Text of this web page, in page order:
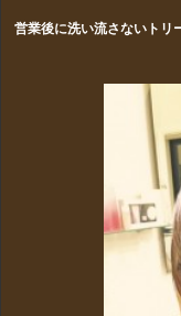
営業後に洗い流さないトリ